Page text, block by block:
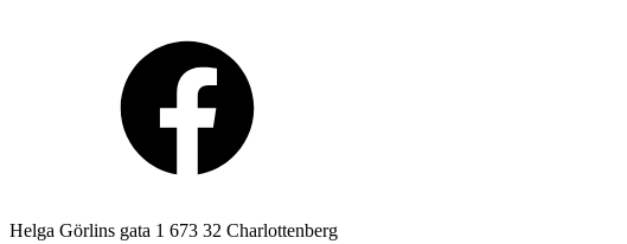
Helga Görlins gata 1 673 32 Charlottenberg